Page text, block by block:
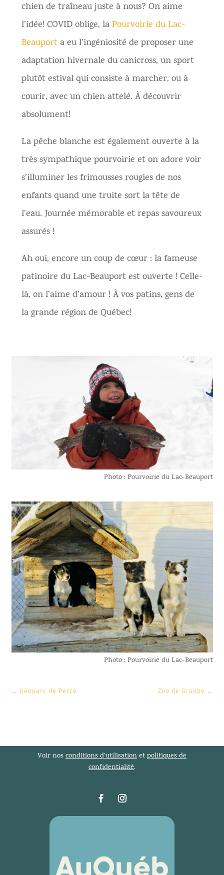
chien de traîneau juste à nous? On aime
l’idée! COVID oblige, laPourvoirie du Lac-
Beauporta eu l’ingéniosité de proposer une
adaptation hivernale du canicross, un sport
plutôt estival qui consiste à marcher, ou à
courir, avec un chien attelé. À découvrir
absolument!
La pêche blanche est également ouverte à la
très sympathique pourvoirie et on adore voir
s’illuminer les frimousses rougies de nos
enfants quand une truite sort la tête de
l’eau. Journée mémorable et repas savoureux
assurés !
Ah oui, encore un coup de cœur : la fameuse
patinoire du Lac-Beauport est ouverte ! Celle-
là, on l’aime d’amour ! À vos patins, gens de
la grande région de Québec!
Photo : Pourvoirie du Lac-Beauport
Photo : Pourvoirie du Lac-Beauport
←Géoparc de Percé Zoo de Granby →
Voir nosconditions d’utilisationetpolitiques de
confidentialité.